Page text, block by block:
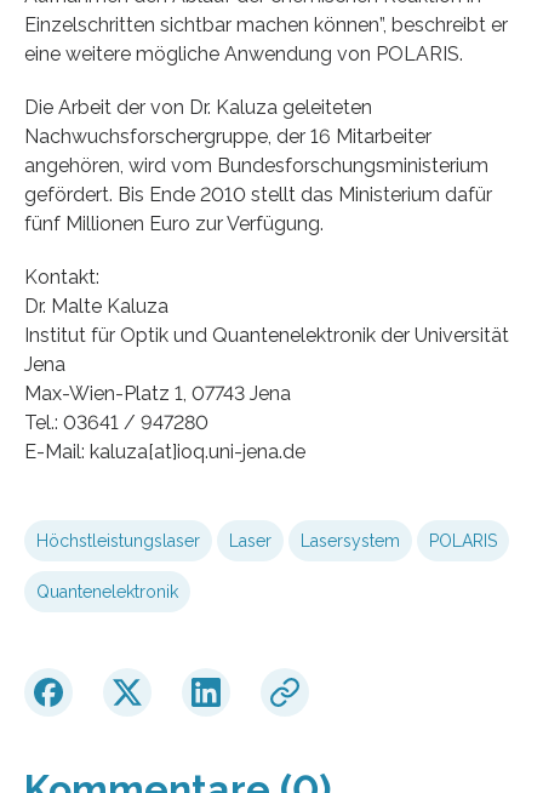
Einzelschritten sichtbar machen können”, beschreibt er
eine weitere mögliche Anwendung von POLARIS.
Die Arbeit der von Dr. Kaluza geleiteten
Nachwuchsforschergruppe, der 16 Mitarbeiter
angehören, wird vom Bundesforschungsministerium
gefördert. Bis Ende 2010 stellt das Ministerium dafür
fünf Millionen Euro zur Verfügung.
Kontakt:
Dr. Malte Kaluza
Institut für Optik und Quantenelektronik der Universität
Jena
Max-Wien-Platz 1, 07743 Jena
Tel.: 03641 / 947280
E-Mail: kaluza[at]ioq.uni-jena.de
Höchstleistungslaser Laser Lasersystem POLARIS
Quantenelektronik